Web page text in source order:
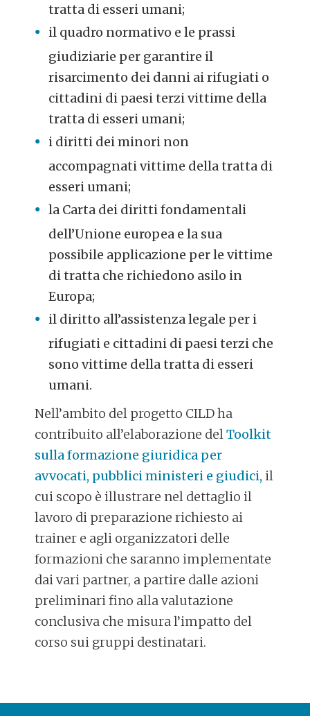
tratta di esseri umani;
il quadro normativo e le prassi
giudiziarie per garantire il
risarcimento dei danni ai rifugiati o
cittadini di paesi terzi vittime della
tratta di esseri umani;
i diritti dei minori non
accompagnati vittime della tratta di
esseri umani;
la Carta dei diritti fondamentali
dell’Unione europea e la sua
possibile applicazione per le vittime
di tratta che richiedono asilo in
Europa;
il diritto all’assistenza legale per i
rifugiati e cittadini di paesi terzi che
sono vittime della tratta di esseri
umani.
Nell’ambito del progetto CILD ha
contribuito all’elaborazione delToolkit
sulla formazione giuridica per
avvocati, pubblici ministeri e giudici,il
cui scopo è illustrare nel dettaglio il
lavoro di preparazione richiesto ai
trainer e agli organizzatori delle
formazioni che saranno implementate
dai vari partner, a partire dalle azioni
preliminari fino alla valutazione
conclusiva che misura l’impatto del
corso sui gruppi destinatari.
POST